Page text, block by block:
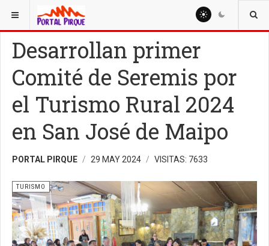
ESTÁ AQUÍ: TURISMO
Desarrollan primer
Comité de Seremis por
el Turismo Rural 2024
en San José de Maipo
PORTAL PIRQUE 29 MAY 2024 VISITAS: 7633
TURISMO